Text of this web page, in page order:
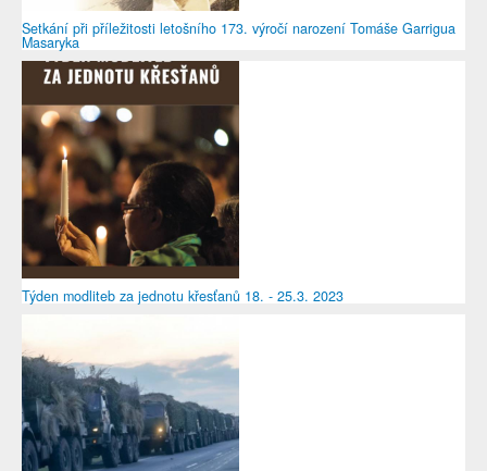
Setkání při příležitosti letošního 173. výročí narození Tomáše Garrigua
Masaryka
Týden modliteb za jednotu křesťanů 18. - 25.3. 2023